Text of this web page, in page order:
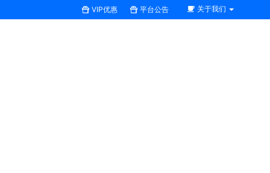
VIP优惠 平台公告 关于我们